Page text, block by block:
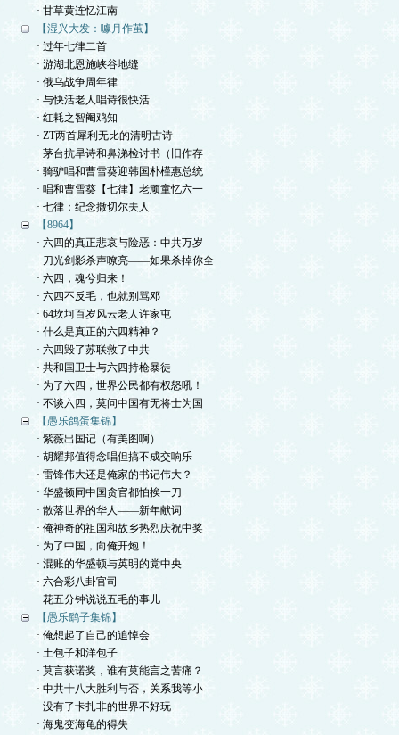
· 甘草黄连忆江南
【湿兴大发：噱月作茧】
· 过年七律二首
· 游湖北恩施峡谷地缝
· 俄乌战争周年律
· 与快活老人唱诗很快活
· 红耗之智阉鸡知
· ZT两首犀利无比的清明古诗
· 茅台抗旱诗和鼻涕检讨书（旧作存
· 骑驴唱和曹雪葵迎韩国朴槿惠总统
· 唱和曹雪葵【七律】老顽童忆六一
· 七律：纪念撒切尔夫人
【8964】
· 六四的真正悲哀与险恶：中共万岁
· 刀光剑影杀声嘹亮——如果杀掉你全
· 六四，魂兮归来！
· 六四不反毛，也就别骂邓
· 64坎坷百岁风云老人许家屯
· 什么是真正的六四精神？
· 六四毁了苏联救了中共
· 共和国卫士与六四持枪暴徒
· 为了六四，世界公民都有权怒吼！
· 不谈六四，莫问中国有无将士为国
【愚乐鸽蛋集锦】
· 紫薇出国记（有美图啊）
· 胡耀邦值得念唱但搞不成交响乐
· 雷锋伟大还是俺家的书记伟大？
· 华盛顿同中国贪官都怕挨一刀
· 散落世界的华人——新年献词
· 俺神奇的祖国和故乡热烈庆祝中奖
· 为了中国，向俺开炮！
· 混账的华盛顿与英明的党中央
· 六合彩八卦官司
· 花五分钟说说五毛的事儿
【愚乐鹞子集锦】
· 俺想起了自己的追悼会
· 土包子和洋包子
· 莫言获诺奖，谁有莫能言之苦痛？
· 中共十八大胜利与否，关系我等小
· 没有了卡扎非的世界不好玩
· 海鬼变海龟的得失